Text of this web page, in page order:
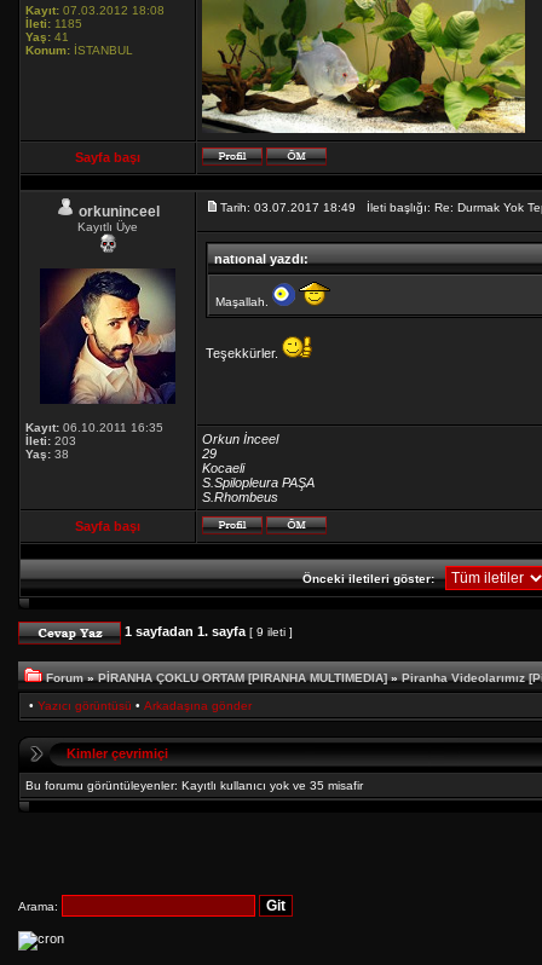
Kayıt: 07.03.2012 18:08
İleti: 1185
Yaş: 41
Konum: İSTANBUL
Sayfa başı
orkuninceel
Kayıtlı Üye
Kayıt: 06.10.2011 16:35
İleti: 203
Yaş: 38
Tarih: 03.07.2017 18:49 İleti başlığı: Re: Durmak Yok
natıonal yazdı:
Maşallah.
Teşekkürler.
Orkun İnceel
29
Kocaeli
S.Spilopleura PAŞA
S.Rhombeus
Sayfa başı
Önceki iletileri göster:
1 sayfadan 1. sayfa [ 9 ileti ]
Forum»PİRANHA ÇOKLU ORTAM [PIRANHA MULTIMEDIA]»Piranha Videolarımız
• Yazıcı görüntüsü • Arkadaşına gönder
Kimler çevrimiçi
Bu forumu görüntüleyenler: Kayıtlı kullanıcı yok ve 35 misafir
Arama: